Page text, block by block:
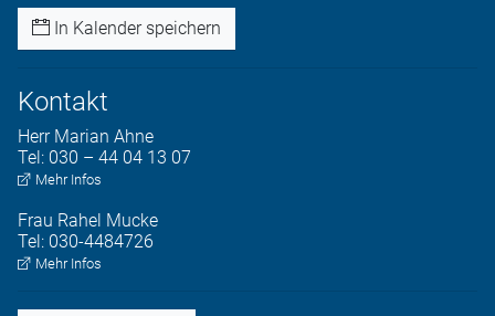
In Kalender speichern
Kontakt
Herr Marian Ahne
Tel: 030 – 44 04 13 07
Mehr Infos
Frau Rahel Mucke
Tel: 030-4484726
Mehr Infos